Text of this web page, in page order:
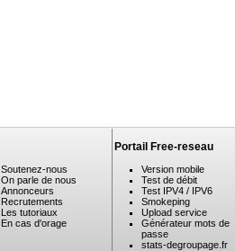
Soutenez-nous
On parle de nous
Annonceurs
Recrutements
Les tutoriaux
En cas d'orage
Portail Free-reseau
Version mobile
Test de débit
Test IPV4 / IPV6
Smokeping
Upload service
Générateur mots de
passe
stats-degroupage.fr